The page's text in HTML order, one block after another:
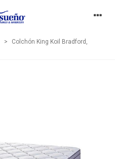
>
Colchón King Koil Bradford,